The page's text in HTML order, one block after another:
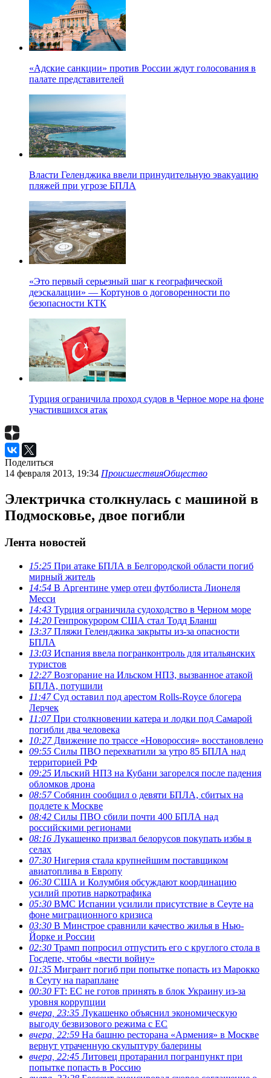
«Адские санкции» против России ждут голосования в
палате представителей
Власти Геленджика ввели принудительную эвакуацию
пляжей при угрозе БПЛА
«Это первый серьезный шаг к географической
деэскалации» — Кортунов о договоренности по
безопасности КТК
Турция ограничила проход судов в Черное море на фоне
участившихся атак
Поделиться
14 февраля 2013, 19:34 ПроисшествияОбщество
Электричка столкнулась с машиной в
Подмосковье, двое погибли
Лента новостей
15:25 При атаке БПЛА в Белгородской области погиб
мирный житель
14:54 В Аргентине умер отец футболиста Лионеля
Месси
14:43 Турция ограничила судоходство в Черном море
14:20 Генпрокурором США стал Тодд Бланш
13:37Пляжи Геленджика закрыты из-за опасности
БПЛА
13:03 Испания ввела погранконтроль для итальянских
туристов
12:27Возгорание на Ильском НПЗ, вызванное атакой
БПЛА, потушили
11:47Суд оставил под арестом Rolls-Royce блогера
Лерчек
11:07При столкновении катера и лодки под Самарой
погибли два человека
10:27Движение по трассе «Новороссия» восстановлено
09:55 Силы ПВО перехватили за утро 85 БПЛА над
территорией РФ
09:25 Ильский НПЗ на Кубани загорелся после падения
обломков дрона
08:57Собянин сообщил о девяти БПЛА, сбитых на
подлете к Москве
08:42 Силы ПВО сбили почти 400 БПЛА над
российскими регионами
08:16 Лукашенко призвал белорусов покупать избы в
селах
07:30 Нигерия стала крупнейшим поставщиком
авиатоплива в Европу
06:30 США и Колумбия обсуждают координацию
усилий против наркотрафика
05:30 ВМС Испании усилили присутствие в Сеуте на
фоне миграционного кризиса
03:30 В Минстрое сравнили качество жилья в Нью-
Йорке и России
02:30 Трамп попросил отпустить его с круглого стола в
Госдепе, чтобы «вести войну»
01:35 Мигрант погиб при попытке попасть из Марокко
в Сеуту на параплане
00:30 FT: ЕС не готов принять в блок Украину из-за
уровня коррупции
вчера, 23:35 Лукашенко объяснил экономическую
выгоду безвизового режима с ЕС
вчера, 22:59 На башню ресторана «Армения» в Москве
вернут утраченную скульптуру балерины
вчера, 22:45 Литовец протаранил погранпункт при
попытке попасть в Россию